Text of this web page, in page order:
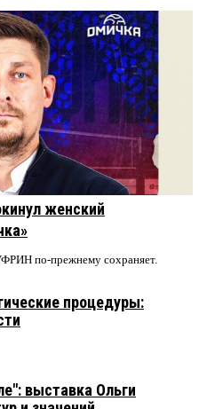
женский
по-прежнему сохраняет.
процедуры:
выставка Ольги